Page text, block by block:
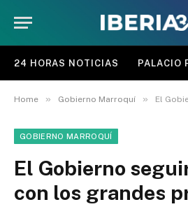
24 HORAS NOTICIAS PALACIO
Home » Gobierno Marroquí » El Gobierno seguirá
GOBIERNO MARROQUÍ
El Gobierno
con los grandes